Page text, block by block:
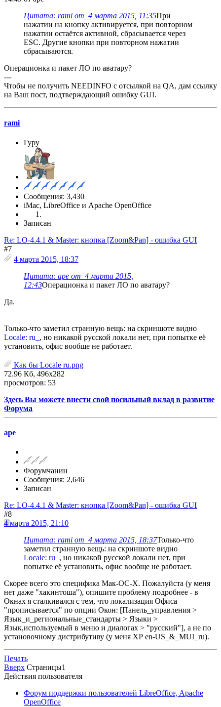
Цитата: rami от 4 марта 2015, 11:35При
нажатии на кнопку активируется, при повторном
нажатии остаётся активной, сбрасывается через
ESC. Другие кнопки при повторном нажатии
сбрасываются.
Операционка и пакет ЛО по аватару?
---
Чтобы не получить NEEDINFO с отсылкой на QA, дам ссылку
на Ваш пост, подтверждающий ошибку GUI.
rami
Гуру
Сообщения: 3,430
iMac, LibreOffice и Apache OpenOffice
Записан
Re: LO-4.4.1 & Master: кнопка [Zoom&Pan] - ошибка GUI
#7
4 марта 2015, 18:37
Цитата: ape от 4 марта 2015,
12:43Операционка и пакет ЛО по аватару?
Да.
Только-что заметил странную вещь: на скриншоте видно
Locale: ru_ , но никакой русской локали нет, при попытке её
установить, офис вообще не работает.
Как бы Locale ru.png
72.96 Кб, 496x282
просмотров: 53
Здесь Вы можете внести свой посильный вклад в развитие
Форума
ape
Форумчанин
Сообщения: 2,646
Записан
Re: LO-4.4.1 & Master: кнопка [Zoom&Pan] - ошибка GUI
#8
4 марта 2015, 21:10
Цитата: rami от 4 марта 2015, 18:37Только-что
заметил странную вещь: на скриншоте видно
Locale: ru_ , но никакой русской локали нет, при
попытке её установить, офис вообще не работает.
Скорее всего это специфика Мак-ОС-Х. Пожалуйста (у меня
нет даже "хакинтоша"), опишите проблему подробнее - в
Окнах я сталкивался с тем, что локализация Офиса
"прописывается" по опции Окон: [Панель_управления >
Язык_и_региональные_стандарты > Языки >
Язык,используемый в меню и диалогах > "русский"], а не по
установочному дистрибутиву (у меня ХР en-US_&_MUI_ru).
Печать
Вверх Страницы1
Действия пользователя
Форум поддержки пользователей LibreOffice, Apache
OpenOffice